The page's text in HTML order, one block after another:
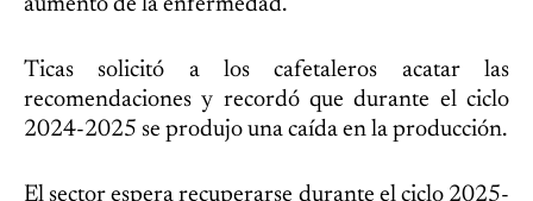
Ticas solicitó a los cafetaleros acatar las
recomendaciones y recordó que durante el ciclo
2024-2025 se produjo una caída en la producción.
El sector espera recuperarse durante el ciclo 2025-